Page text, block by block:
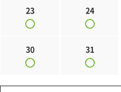
23 24
30 31